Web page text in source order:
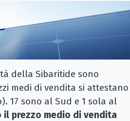
della Sibaritide sono
medi di vendita si attestano
17 sono al Sud e 1 sola al
il prezzo medio di vendita